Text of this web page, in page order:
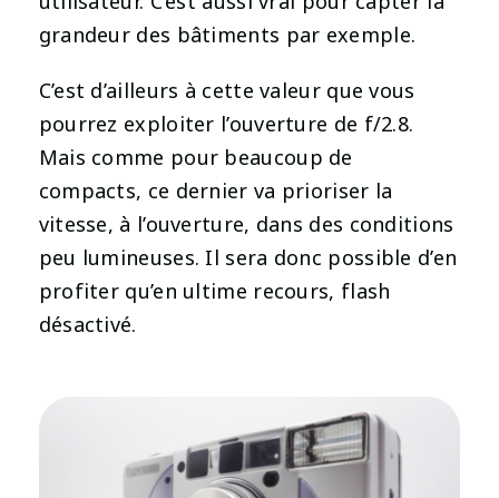
grandeur des bâtiments par exemple.
C’est d’ailleurs à cette valeur que vous
pourrez exploiter l’ouverture de f/2.8.
Mais comme pour beaucoup de
compacts, ce dernier va prioriser la
vitesse, à l’ouverture, dans des conditions
peu lumineuses. Il sera donc possible d’en
profiter qu’en ultime recours, flash
désactivé.